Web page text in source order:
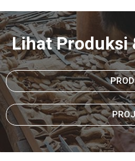
Lihat Produksi